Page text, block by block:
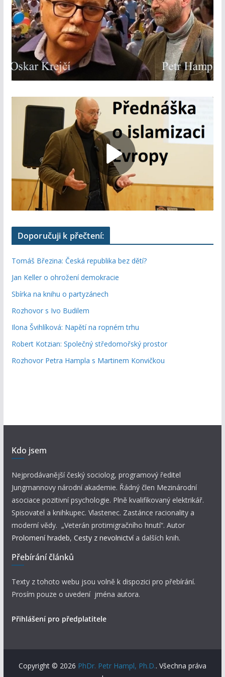
Doporučuji k přečtení:
Tomáš Březina: Česká republika bez dětí?
Jan Keller o ohrožení demokracie
Sbírka na knihu o partyzánech
Rozhovor s Ivo Budilem
Ilona Švihlíková: Napětí na ropném trhu
Robert Kotzian: Společný středomořský prostor
Rozhovor Petra Hampla s Martinem Konvičkou
Kdo jsem
Nejprodávanější český sociolog, programový ředitel
Jungmannovy národní akademie. Řádný člen Mezinárodní
asociace pozitivní psychologie. Plně kvalifikovaný elektrikář.
Spisovatel a knihkupec. Vlastenec. Zastánce racionality a
moderní vědy. „Veterán protimigračního hnutí“. Autor
Prolomení hradeb, Cesty z nevolnictví a dalších knih.
Přebírání článků
Texty z tohoto webu jsou volně k dispozici pro přebírání.
Prosím pouze o uvedení jména autora.
Přihlášení pro předplatitele
Copyright © 2026 PhDr. Petr Hampl, Ph.D.. Všechna práva